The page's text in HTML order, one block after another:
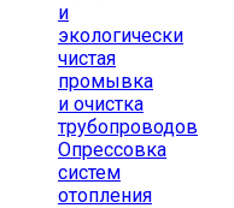
и
экологически
чистая
промывка
и очистка
трубопроводов
Опрессовка
систем
отопления